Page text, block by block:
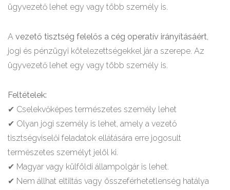
ügyvezető lehet egy vagy több személy is.
Avezető tisztség felelős a cég operatív irányításáért,
jogi és pénzügyi kötelezettségekkel jár a szerepe. Az
ügyvezető lehet egy vagy több személy is.
Feltételek:
✔ Cselekvőképes természetes személy lehet
✔ Olyan jogi személy is lehet, amely a vezető
tisztségviselői feladatok ellátására erre jogosult
természetes személyt jelöl ki.
✔ Magyar vagy külföldi állampolgár is lehet.
✔ Nem állhat eltiltás vagy összeférhetetlenség hatálya